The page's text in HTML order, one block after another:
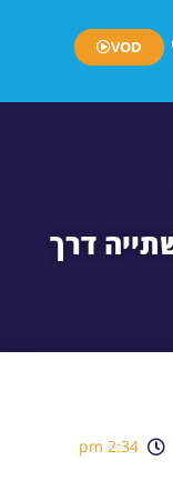
VOD
דרך
2:34 pm